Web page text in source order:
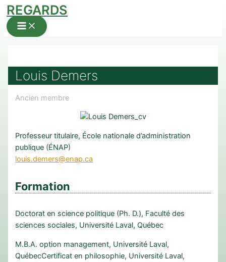
Aller
au
contenu
REGARDS
Main
Menu
Louis Demers
Ancien membre
Professeur titulaire, École nationale d’administration
publique (ÉNAP)
louis.demers@enap.ca
Formation
Doctorat en science politique (Ph. D.), Faculté des
sciences sociales, Université Laval, Québec
M.B.A. option management, Université Laval,
QuébecCertificat en philosophie, Université Laval,